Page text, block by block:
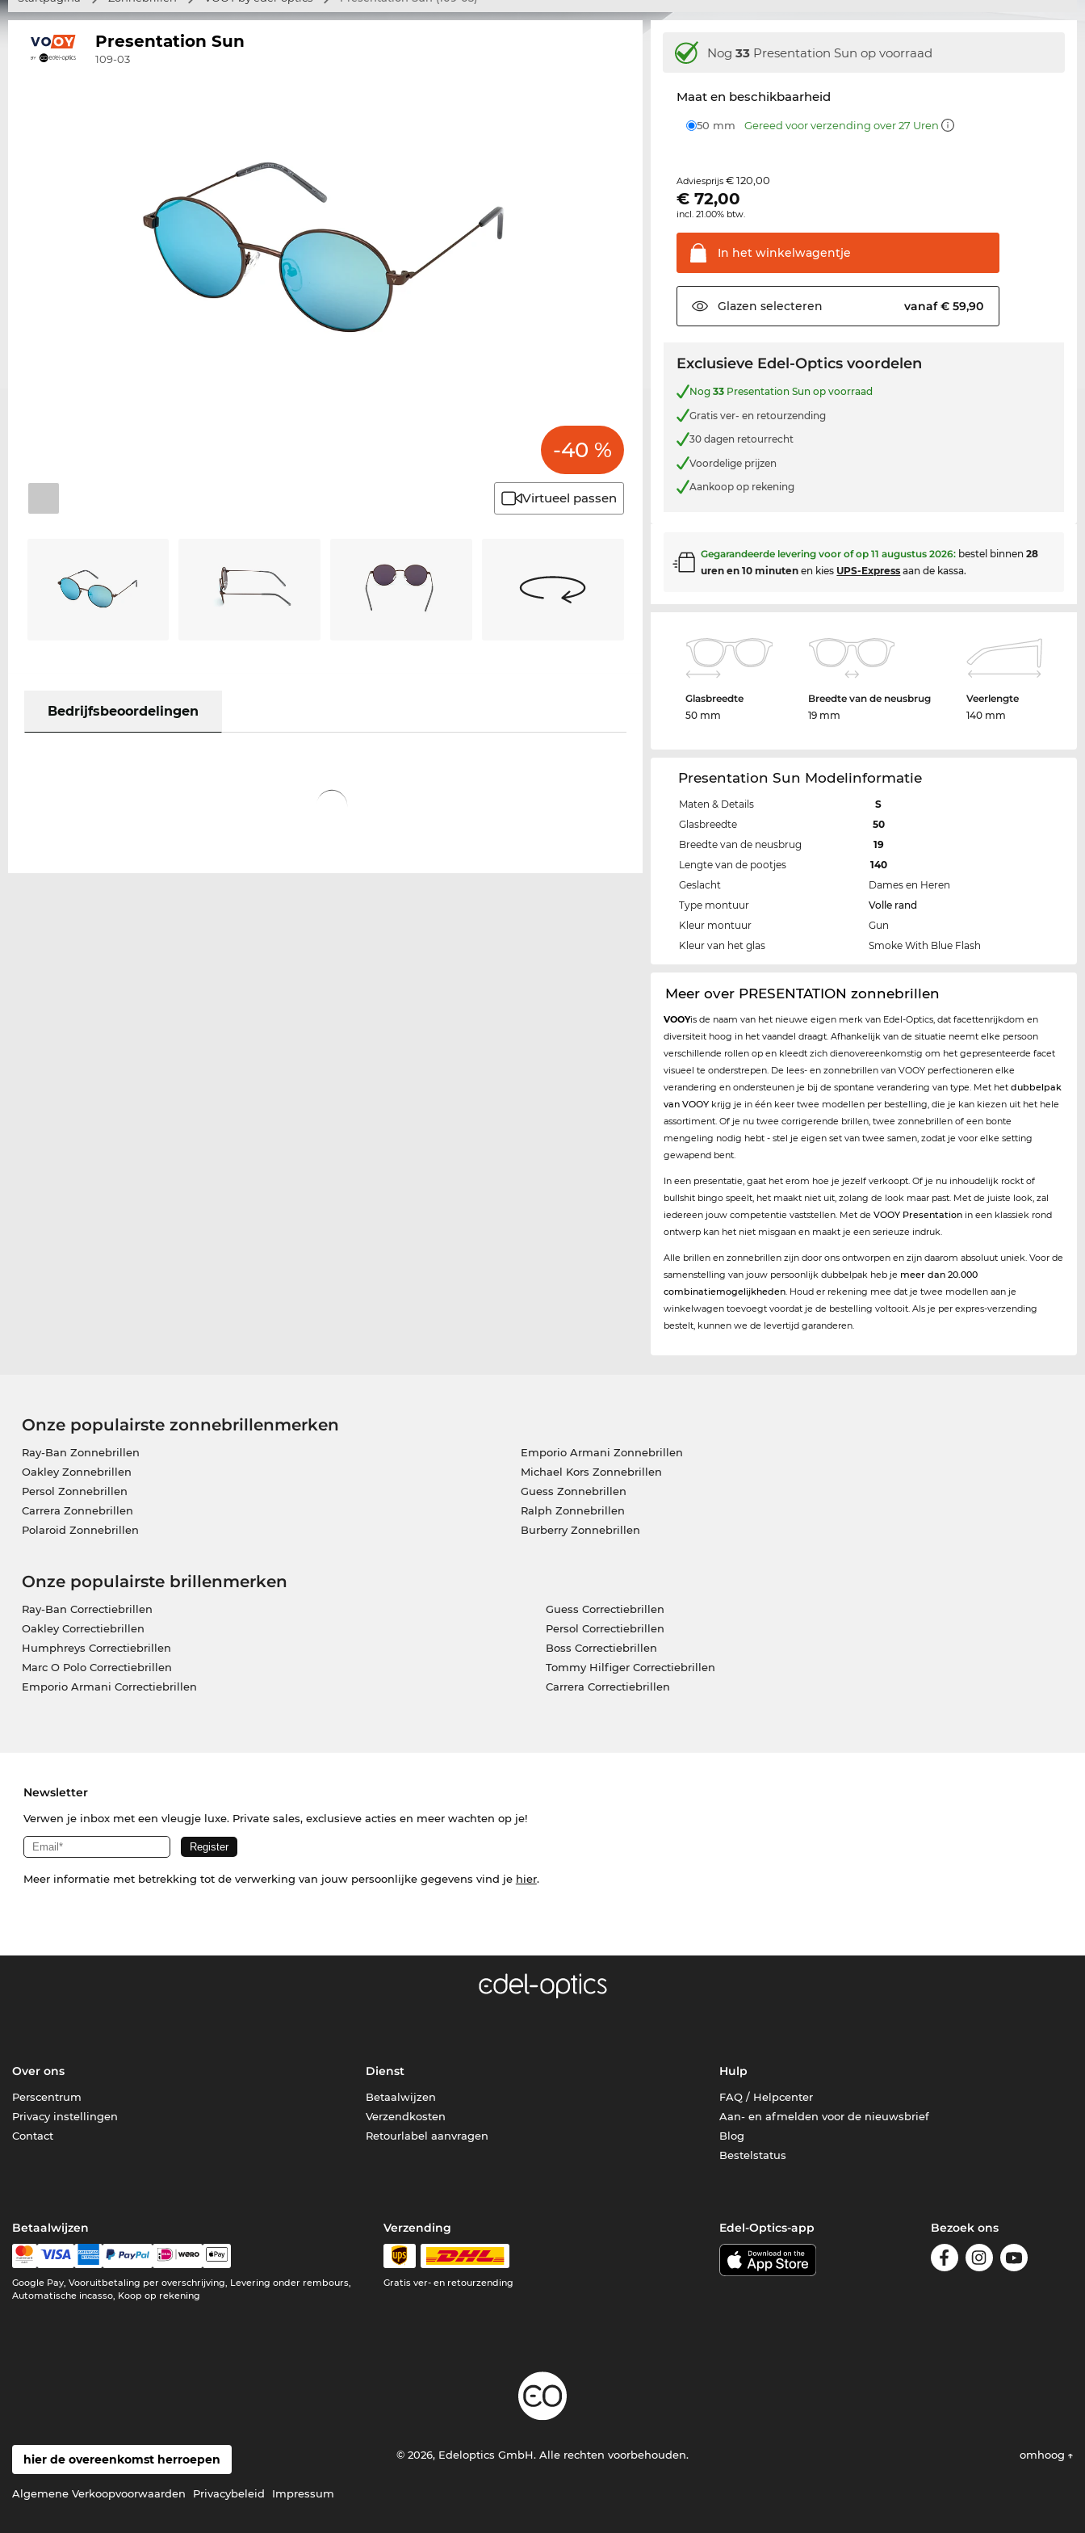
Presentation Sun
109-03
-40 %
Virtueel passen
Bedrijfsbeoordelingen
Nog33 Presentation Sun op voorraad
Maat en beschikbaarheid
50 mm Gereed voor verzending over 27 Uren
Adviesprijs€ 120,00
€72,00
incl. 21.00% btw.
In het winkelwagentje
Glazen selecteren vanaf € 59,90
Exclusieve Edel-Optics voordelen
Nog33 Presentation Sun op voorraad
Gratis ver- en retourzending
30 dagen retourrecht
Voordelige prijzen
Aankoop op rekening
Gegarandeerde levering voor of op11 augustus 2026: bestel binnen28
uren en 10 minuten en kies UPS-Express aan de kassa.
Glasbreedte
50 mm
Breedte van de neusbrug
19 mm
Veerlengte
140 mm
Presentation Sun Modelinformatie
Maten & Details
S
Glasbreedte
50
Breedte van de neusbrug
19
Lengte van de pootjes
140
Geslacht
Dames en Heren
Type montuur
Volle rand
Kleur montuur
Gun
Kleur van het glas
Smoke With Blue Flash
Meer over PRESENTATION zonnebrillen
VOOYis de naam van het nieuwe eigen merk van Edel-Optics, dat facettenrijkdom en
diversiteit hoog in het vaandel draagt. Afhankelijk van de situatie neemt elke persoon
verschillende rollen op en kleedt zich dienovereenkomstig om het gepresenteerde facet
visueel te onderstrepen. De lees- en zonnebrillen van VOOY perfectioneren elke
verandering en ondersteunen je bij de spontane verandering van type. Met hetdubbelpak
van VOOY krijg je in één keer twee modellen per bestelling, die je kan kiezen uit het hele
assortiment. Of je nu twee corrigerende brillen, twee zonnebrillen of een bonte
mengeling nodig hebt - stel je eigen set van twee samen, zodat je voor elke setting
gewapend bent.
In een presentatie, gaat het erom hoe je jezelf verkoopt. Of je nu inhoudelijk rockt of
bullshit bingo speelt, het maakt niet uit, zolang de look maar past. Met de juiste look, zal
iedereen jouw competentie vaststellen. Met deVOOY Presentation in een klassiek rond
ontwerp kan het niet misgaan en maakt je een serieuze indruk.
Alle brillen en zonnebrillen zijn door ons ontworpen en zijn daarom absoluut uniek. Voor de
samenstelling van jouw persoonlijk dubbelpak heb je meer dan 20.000
combinatiemogelijkheden . Houd er rekening mee dat je twee modellen aan je
winkelwagen toevoegt voordat je de bestelling voltooit. Als je per expres-verzending
bestelt, kunnen we de levertijd garanderen.
Onze populairste zonnebrillenmerken
Ray-Ban Zonnebrillen
Oakley Zonnebrillen
Persol Zonnebrillen
Carrera Zonnebrillen
Polaroid Zonnebrillen
Emporio Armani Zonnebrillen
Michael Kors Zonnebrillen
Guess Zonnebrillen
Ralph Zonnebrillen
Burberry Zonnebrillen
Onze populairste brillenmerken
Ray-Ban Correctiebrillen
Oakley Correctiebrillen
Humphreys Correctiebrillen
Marc O Polo Correctiebrillen
Emporio Armani Correctiebrillen
Guess Correctiebrillen
Persol Correctiebrillen
Boss Correctiebrillen
Tommy Hilfiger Correctiebrillen
Carrera Correctiebrillen
Newsletter
Verwen je inbox met een vleugje luxe. Private sales, exclusieve acties en meer wachten op je!
Meer informatie met betrekking tot de verwerking van jouw persoonlijke gegevens vind je hier.
Over ons
Perscentrum
Privacy instellingen
Contact
Dienst
Betaalwijzen
Verzendkosten
Retourlabel aanvragen
Hulp
FAQ / Helpcenter
Aan- en afmelden voor de nieuwsbrief
Blog
Bestelstatus
Betaalwijzen
Google Pay, Vooruitbetaling per overschrijving, Levering onder rembours,
Automatische incasso, Koop op rekening
Verzending
Gratis ver- en retourzending
Edel-Optics-app Bezoek ons
hier de overeenkomst herroepen
Algemene Verkoopvoorwaarden Privacybeleid Impressum
© 2026, Edeloptics GmbH. Alle rechten voorbehouden. omhoog